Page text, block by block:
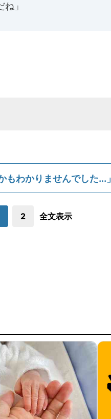
」
もわかりませんでした...」
2 全文表示